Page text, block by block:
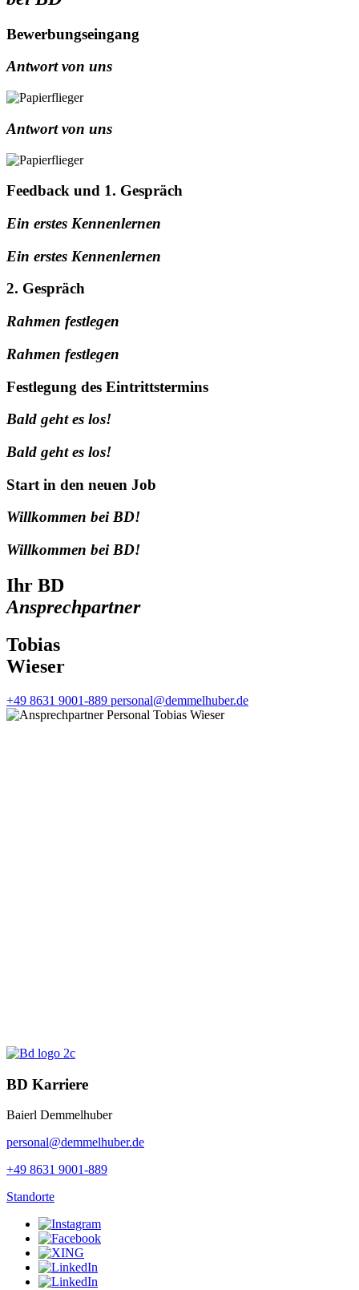
Bewerbungseingang
Antwort von uns
Antwort von uns
Feedback und 1. Gespräch
Ein erstes Kennenlernen
Ein erstes Kennenlernen
2. Gespräch
Rahmen festlegen
Rahmen festlegen
Festlegung des Eintrittstermins
Bald geht es los!
Bald geht es los!
Start in den neuen Job
Willkommen bei BD!
Willkommen bei BD!
Ihr BD
Ansprechpartner
Tobias
Wieser
+49 8631 9001-889 personal@demmelhuber.de
BD Karriere
Baierl Demmelhuber
personal@demmelhuber.de
+49 8631 9001-889
Standorte